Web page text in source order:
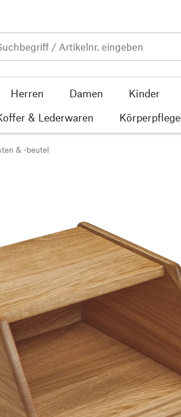
Herren Damen Kinder
& Lederwaren Körperpflege
& -beutel